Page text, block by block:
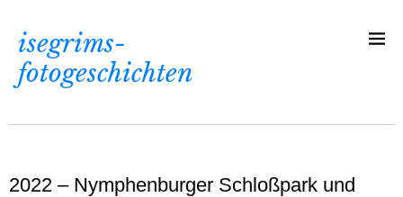
isegrims-
fotogeschichten
2022 – Nymphenburger Schloßpark und